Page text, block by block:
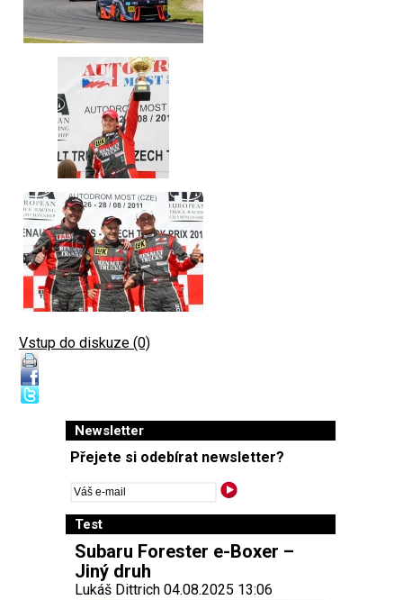
Vstup do diskuze (0)
Newsletter
Přejete si odebírat newsletter?
Test
Subaru Forester e-Boxer –
Jiný druh
Lukáš Dittrich 04.08.2025 13:06